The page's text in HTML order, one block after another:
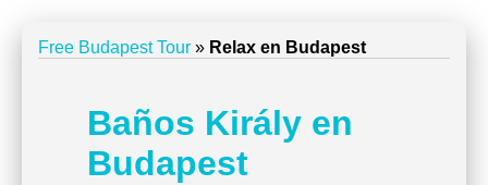
Free Budapest Tour » Relax en Budapest
Baños Király en
Budapest